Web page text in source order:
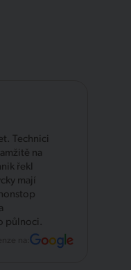
Technici
na
řekl
mají
půlnoci.
na: